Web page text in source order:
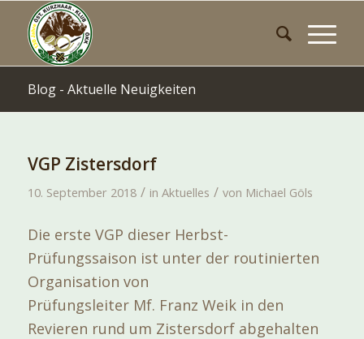
Blog - Aktuelle Neuigkeiten
VGP Zistersdorf
10. September 2018 / in Aktuelles / von Michael Göls
Die erste VGP dieser Herbst-
Prüfungssaison ist unter der routinierten
Organisation von
Prüfungsleiter Mf. Franz Weik in den
Revieren rund um Zistersdorf abgehalten